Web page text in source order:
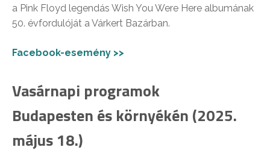
a Pink Floyd legendás Wish You Were Here albumának
50. évfordulóját a Várkert Bazárban.
Facebook-esemény >>
Vasárnapi programok
Budapesten és környékén (2025.
május 18.)